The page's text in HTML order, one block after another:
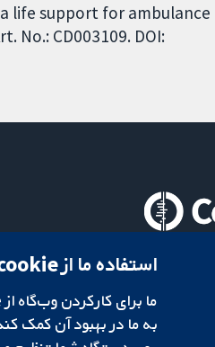
life support for ambulance
No.: CD003109. DOI:
استفاده ما از cookie‌ها